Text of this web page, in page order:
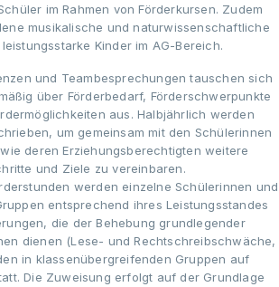
im Rahmen von Förderkursen. Zudem
musikalische und naturwissenschaftliche
Kinder im AG-Bereich.
und Teambesprechungen tauschen sich
über Förderbedarf, Förderschwerpunkte
aus. Halbjährlich werden
um gemeinsam mit den Schülerinnen
deren Erziehungsberechtigten weitere
und Ziele zu vereinbaren.
werden einzelne Schülerinnen und
entsprechend ihres Leistungsstandes
die der Behebung grundlegender
dienen (Lese- und Rechtschreibschwäche,
in klassenübergreifenden Gruppen auf
Die Zuweisung erfolgt auf der Grundlage